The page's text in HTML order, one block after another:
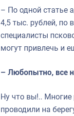
– По одной статье
4,5 тыс. рублей, по
специалисты
могут привлечь и
– Любопытно, все
Ну что вы!..
проводили на